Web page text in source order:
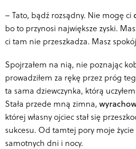
– Tato, bądź rozsądny. Nie mogę ci
bo to przynosi największe zyski.
ci tam nie przeszkadza. Masz
Spojrzałem na nią, nie poznając
prowadziłem za rękę przez próg
ta sama dziewczynka, którą
Stała przede mną zimna,
której własny ojciec stał się
sukcesu. Od tamtej pory moje życie
samotnych dni i nocy.